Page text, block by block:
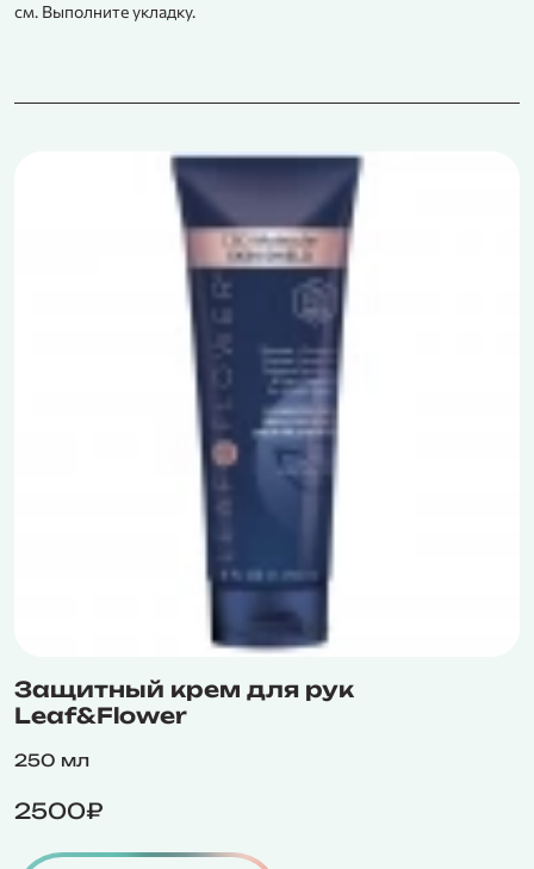
см. Выполните укладку.
Защитный крем для рук
Leaf&Flower
250 мл
2500₽